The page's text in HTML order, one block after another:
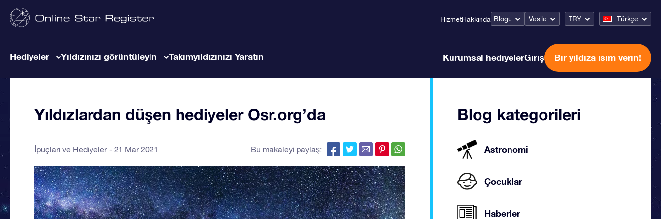
HizmetHakkında Blogu Vesile TRY Türkçe
Hediyeler Yıldızınızı görüntüleyin Takımyıldızınızı Yaratın Kurumsal hediyelerGiriş Bir yıldıza isim verin!
Yıldızlardan düşen hediyeler Osr.org’da
İpuçları ve Hediyeler 21 Mar 2021 Bu makaleyi paylaş:
Blog kategorileri
Astronomi
Çocuklar
Haberler